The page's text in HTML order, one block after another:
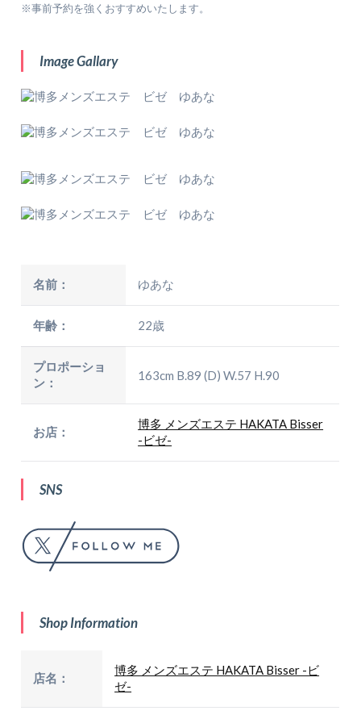
※事前予約を強くおすすめいたします。
Image Gallary
名前： ゆあな
年齢： 22歳
プロポーショ
ン：
163cm B.89 (D) W.57 H.90
お店：
博多 メンズエステ HAKATA Bisser
-ビゼ-
SNS
Shop Information
店名：
博多 メンズエステ HAKATA Bisser -ビ
ゼ-